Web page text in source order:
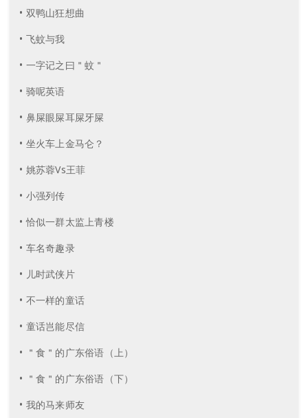
• 双鸭山狂想曲
• 飞蚊与我
• 一字记之曰＂蚊＂
• 骑呢英语
• 鼻屎眼屎耳屎牙屎
• 坐火车上金马仑？
• 姚苏蓉Vs王菲
• 小强列传
• 恰似一群太监上青楼
• 车名奇趣录
• 儿时武侠片
• 不一样的童话
• 童话岂能尽信
• ＂食＂的广东俗语（上）
• ＂食＂的广东俗语（下）
• 我的马来师友